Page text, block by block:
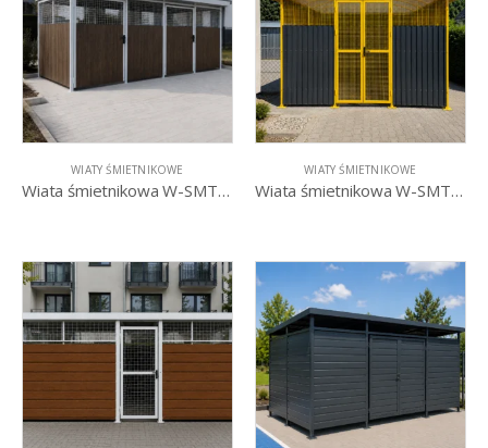
WIATY ŚMIETNIKOWE
Wiata śmietnikowa W-SMTS I
WIATY ŚMIETNIKOWE
Wiata śmietnikowa W-SMTS II